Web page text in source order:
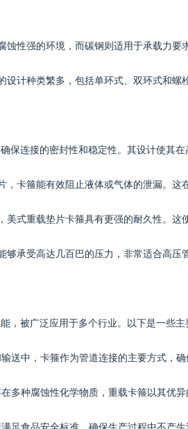
蚀性强的环境，而碳钢则适用于承载力要
设计种类繁多，包括单环式、双环式和螺
保连接的密封性和稳定性。其设计使其在
，卡箍能有效阻止液体或气体的泄漏。
美式重载垫片卡箍具有更强的耐久性。这
承受高达几百巴的压力，非常适合高压
，被广泛应用于多个行业。以下是一些主
送中，卡箍作为管道连接的主要方式，确
多种腐蚀性化学物质，重载卡箍以其优异